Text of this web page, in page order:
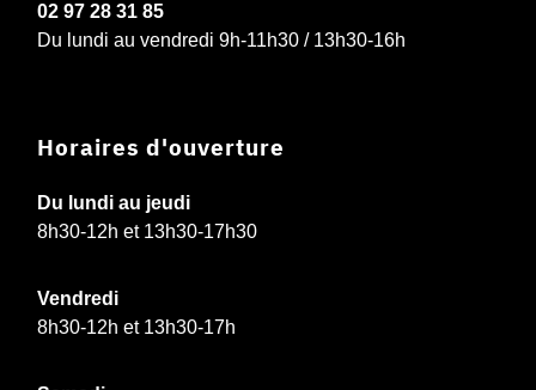
02 97 28 31 85
Du lundi au vendredi 9h-11h30 / 13h30-16h
Horaires d'ouverture
Du lundi au jeudi
8h30-12h et 13h30-17h30
Vendredi
8h30-12h et 13h30-17h